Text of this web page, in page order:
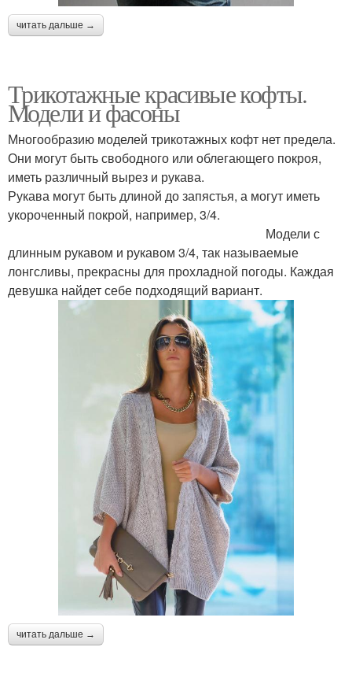
читать дальше →
Трикотажные красивые кофты.
Модели и фасоны
Многообразию моделей трикотажных кофт нет предела.
Они могут быть свободного или облегающего покроя,
иметь различный вырез и рукава.
Рукава могут быть длиной до запястья, а могут иметь
укороченный покрой, например, 3/4.
Модели с
длинным рукавом и рукавом 3/4, так называемые
лонгсливы, прекрасны для прохладной погоды. Каждая
девушка найдет себе подходящий вариант.
читать дальше →